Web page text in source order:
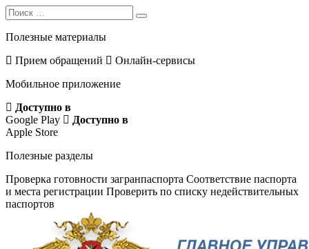
Search
for:
Search
Полезные материалы
Прием обращений
Онлайн-сервисы
Мобильное приложение
Доступно в
Google Play
Доступно в
Apple Store
Полезные разделы
Проверка готовности загранпаспорта Соответствие паспорта
и места регистрации Проверить по списку недействительных
паспортов